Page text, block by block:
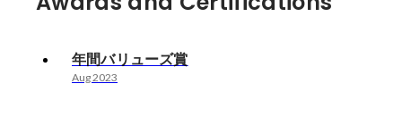
年間バリューズ賞
Aug 2023